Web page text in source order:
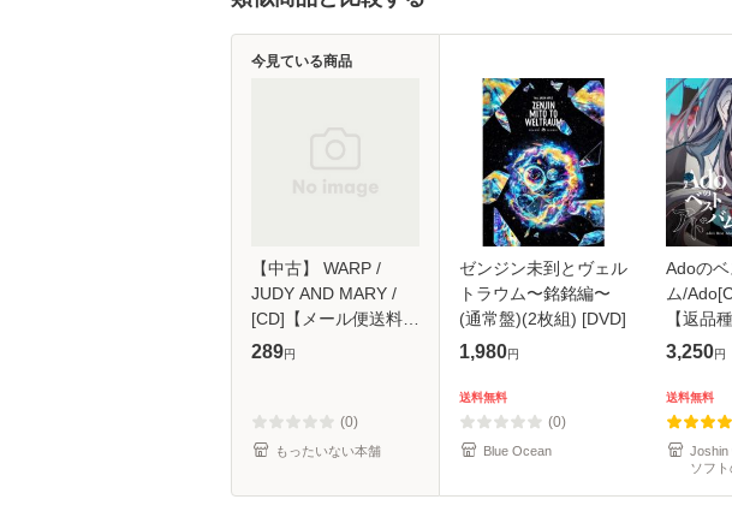
【中古】 WARP /
JUDY AND MARY /
[CD]【メール便送料無
料】
289円
(0)
もったいない本舗
今見ている商品
ゼンジン未到とヴェル
トラウム〜銘銘編〜
(通常盤)(2枚組) [DVD]
1,980円
送料無料
(0)
Blue Ocean
Adoの
ム/
【返品
3,250円
送料無料
Joshin
ソフ